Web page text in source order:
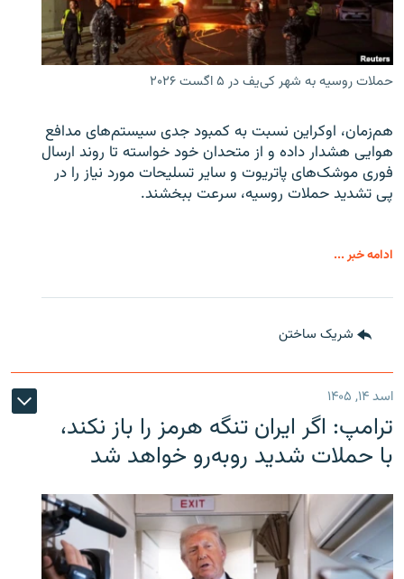
حملات روسیه به شهر کی‌یف در ۵ اگست ۲۰۲۶
هم‌زمان، اوکراین نسبت به کمبود جدی سیستم‌های مدافع
هوایی هشدار داده و از متحدان خود خواسته تا روند ارسال
فوری موشک‌های پاتریوت و سایر تسلیحات مورد نیاز را در
پی تشدید حملات روسیه، سرعت ببخشند.
ادامه خبر ...
شریک ساختن
اسد ۱۴, ۱۴۰۵
ترامپ: اگر ایران تنگه هرمز را باز نکند،
با حملات شدید روبه‌رو خواهد شد